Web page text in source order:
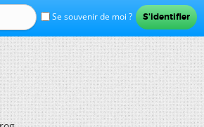
Se souvenir de moi ?